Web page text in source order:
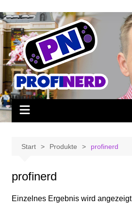
Inhalt
springen
Start Produkte profinerd
profinerd
Einzelnes Ergebnis wird angezeigt